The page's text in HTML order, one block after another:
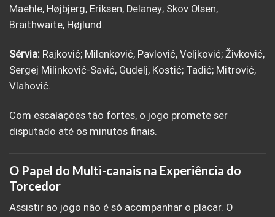
Maehle, Højbjerg, Eriksen, Delaney; Skov Olsen,
Braithwaite, Højlund.
Sérvia: Rajković; Milenković, Pavlović, Veljković; Živković,
Sergej Milinković-Savić, Gudelj, Kostić; Tadić; Mitrović,
Vlahović.
Com escalações tão fortes, o jogo promete ser
disputado até os minutos finais.
O Papel do Multi-canais na Experiência do
Torcedor
Assistir ao jogo não é só acompanhar o placar. O